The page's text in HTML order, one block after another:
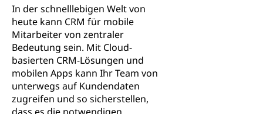
In der schnelllebigen Welt von
heute kann CRM für mobile
Mitarbeiter von zentraler
Bedeutung sein. Mit Cloud-
basierten CRM-Lösungen und
mobilen Apps kann Ihr Team von
unterwegs auf Kundendaten
zugreifen und so sicherstellen,